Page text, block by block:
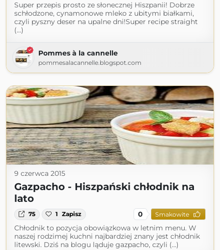
Super przepis prosto ze słonecznej Hiszpanii! Dobrze
schłodzone, cynamonowe mleko z ubitymi białkami,
czyli pyszny deser na upalne dni!Super recipe straight
(...)
Pommes à la cannelle
pommesalacannelle.blogspot.com
9 czerwca 2015
Gazpacho - Hiszpański chłodnik na
lato
75 1 Zapisz 0 Smakowite
Chłodnik to pozycja obowiązkowa w letnim menu. W
naszej rodzimej kuchni najbardziej znany jest chłodnik
litewski. Dziś na blogu ląduje gazpacho, czyli (...)